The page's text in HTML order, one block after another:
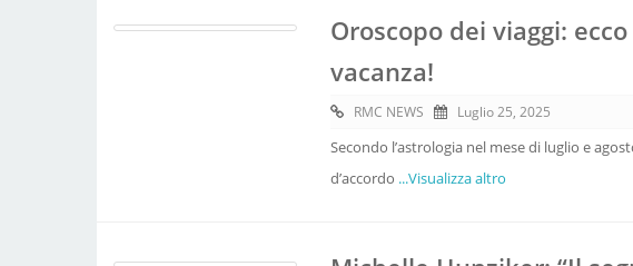
Oroscopo dei viaggi:
vacanza!
RMC NEWS Luglio 25, 2025
Secondo l’astrologia nel mese di luglio e
d’accordo ...Visualizza altro